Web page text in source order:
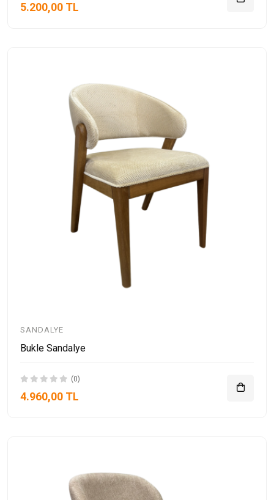
5.200,00 TL
SANDALYE
Bukle Sandalye
(0)
4.960,00 TL